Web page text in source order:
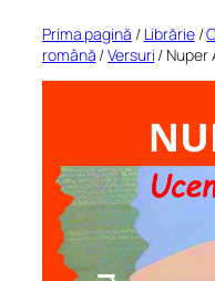
Prima pagină / Librărie/
română /Versuri / Nuper